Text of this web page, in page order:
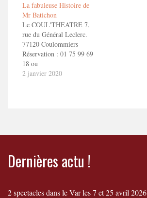
Histoire de Mr Batichon"
La fabuleuse Histoire de
Mr Batichon
Le COUL'THEATRE 7,
rue du Général Leclerc.
77120 Coulommiers
Réservation : 01 75 99 69
18 ou
reservation@coultheatre.fr
2 janvier 2020
Dernières actu !
2 spectacles dans le Var les 7 et 25 avril 2026